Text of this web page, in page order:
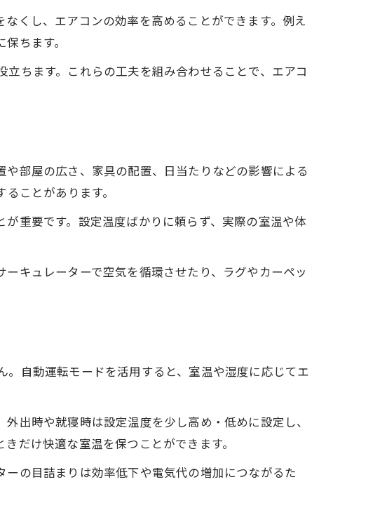
ト
現
指す
実践
定法
果
ー活用
くし、エアコンの効率を高めることができます。例え
ちます。
ちます。これらの工夫を組み合わせることで、エアコ
部屋の広さ、家具の配置、日当たりなどの影響による
ことがあります。
重要です。設定温度ばかりに頼らず、実際の室温や体
キュレーターで空気を循環させたり、ラグやカーペッ
自動運転モードを活用すると、室温や湿度に応じてエ
出時や就寝時は設定温度を少し高め・低めに設定し、
だけ快適な室温を保つことができます。
の目詰まりは効率低下や電気代の増加につながるた